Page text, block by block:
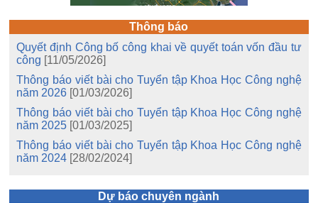
Thông báo
Quyết định Công bố công khai về quyết toán vốn đầu tư
công [11/05/2026]
Thông báo viết bài cho Tuyển tập Khoa Học Công nghệ
năm 2026 [01/03/2026]
Thông báo viết bài cho Tuyển tập Khoa Học Công nghệ
năm 2025 [01/03/2025]
Thông báo viết bài cho Tuyển tập Khoa Học Công nghệ
năm 2024 [28/02/2024]
Dự báo chuyên ngành